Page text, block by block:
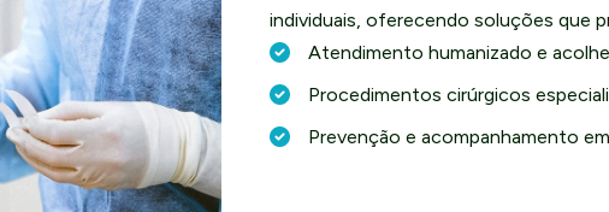
individuais, oferecendo soluções que
Atendimento humanizado e
Procedimentos cirúrgicos
Prevenção e acompanhamento